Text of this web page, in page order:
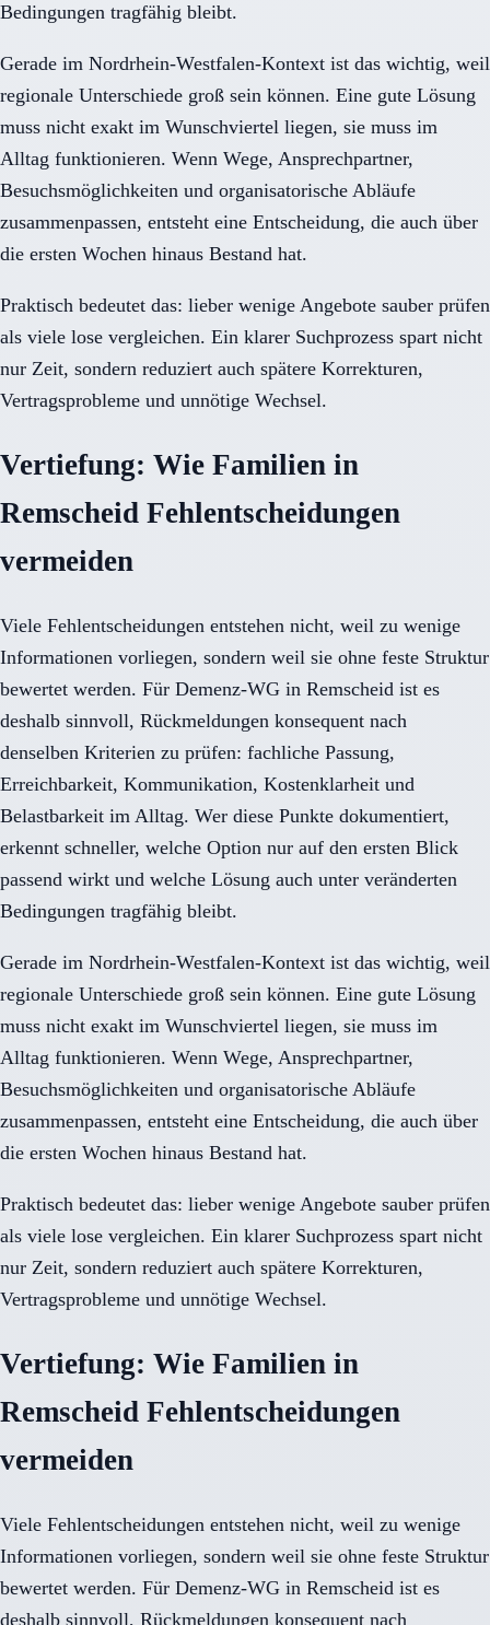
Bedingungen tragfähig bleibt.
Gerade im Nordrhein-Westfalen-Kontext ist das wichtig, weil
regionale Unterschiede groß sein können. Eine gute Lösung
muss nicht exakt im Wunschviertel liegen, sie muss im
Alltag funktionieren. Wenn Wege, Ansprechpartner,
Besuchsmöglichkeiten und organisatorische Abläufe
zusammenpassen, entsteht eine Entscheidung, die auch über
die ersten Wochen hinaus Bestand hat.
Praktisch bedeutet das: lieber wenige Angebote sauber prüfen
als viele lose vergleichen. Ein klarer Suchprozess spart nicht
nur Zeit, sondern reduziert auch spätere Korrekturen,
Vertragsprobleme und unnötige Wechsel.
Vertiefung: Wie Familien in
Remscheid Fehlentscheidungen
vermeiden
Viele Fehlentscheidungen entstehen nicht, weil zu wenige
Informationen vorliegen, sondern weil sie ohne feste Struktur
bewertet werden. Für Demenz-WG in Remscheid ist es
deshalb sinnvoll, Rückmeldungen konsequent nach
denselben Kriterien zu prüfen: fachliche Passung,
Erreichbarkeit, Kommunikation, Kostenklarheit und
Belastbarkeit im Alltag. Wer diese Punkte dokumentiert,
erkennt schneller, welche Option nur auf den ersten Blick
passend wirkt und welche Lösung auch unter veränderten
Bedingungen tragfähig bleibt.
Gerade im Nordrhein-Westfalen-Kontext ist das wichtig, weil
regionale Unterschiede groß sein können. Eine gute Lösung
muss nicht exakt im Wunschviertel liegen, sie muss im
Alltag funktionieren. Wenn Wege, Ansprechpartner,
Besuchsmöglichkeiten und organisatorische Abläufe
zusammenpassen, entsteht eine Entscheidung, die auch über
die ersten Wochen hinaus Bestand hat.
Praktisch bedeutet das: lieber wenige Angebote sauber prüfen
als viele lose vergleichen. Ein klarer Suchprozess spart nicht
nur Zeit, sondern reduziert auch spätere Korrekturen,
Vertragsprobleme und unnötige Wechsel.
Vertiefung: Wie Familien in
Remscheid Fehlentscheidungen
vermeiden
Viele Fehlentscheidungen entstehen nicht, weil zu wenige
Informationen vorliegen, sondern weil sie ohne feste Struktur
bewertet werden. Für Demenz-WG in Remscheid ist es
deshalb sinnvoll, Rückmeldungen konsequent nach